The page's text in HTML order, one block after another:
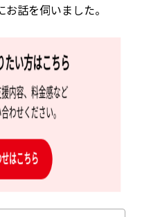
話を伺いました。